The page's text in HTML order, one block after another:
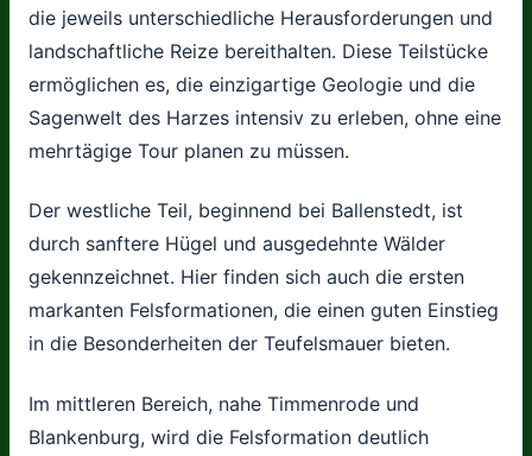
die jeweils unterschiedliche Herausforderungen und
landschaftliche Reize bereithalten. Diese Teilstücke
ermöglichen es, die einzigartige Geologie und die
Sagenwelt des Harzes intensiv zu erleben, ohne eine
mehrtägige Tour planen zu müssen.
Der westliche Teil, beginnend bei Ballenstedt, ist
durch sanftere Hügel und ausgedehnte Wälder
gekennzeichnet. Hier finden sich auch die ersten
markanten Felsformationen, die einen guten Einstieg
in die Besonderheiten der Teufelsmauer bieten.
Im mittleren Bereich, nahe Timmenrode und
Blankenburg, wird die Felsformation deutlich